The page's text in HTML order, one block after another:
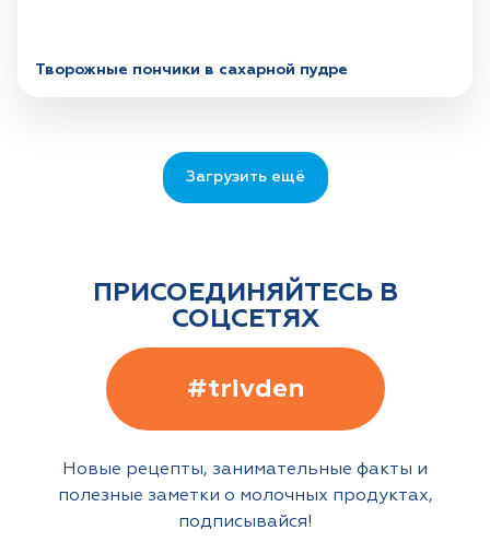
Творожные пончики в сахарной пудре
Загрузить ещё
ПРИСОЕДИНЯЙТЕСЬ В
СОЦСЕТЯХ
#trivden
Новые рецепты, занимательные факты и
полезные заметки о молочных продуктах,
подписывайся!